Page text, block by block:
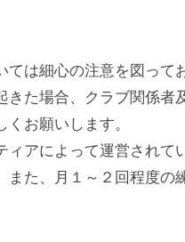
ては細心の注意を図っ
きた場合、クラブ関係
お願いします。
ィアによって運営され
また、月１～２回程度